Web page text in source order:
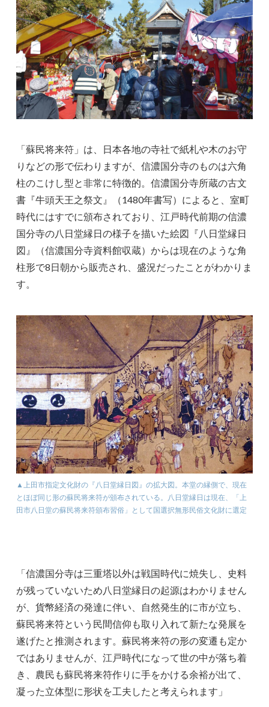
「蘇民将来符」は、日本各地の寺社で紙札や木のお守
りなどの形で伝わりますが、信濃国分寺のものは六角
柱のこけし型と非常に特徴的。信濃国分寺所蔵の古文
書『牛頭天王之祭文』（1480年書写）によると、室町
時代にはすでに頒布されており、江戸時代前期の信濃
国分寺の八日堂縁日の様子を描いた絵図『八日堂縁日
図』（信濃国分寺資料館収蔵）からは現在のような角
柱形で8日朝から販売され、盛況だったことがわかりま
す。
▲上田市指定文化財の『八日堂縁日図』の拡大図。本堂の縁側で、現在
とほぼ同じ形の蘇民将来符が頒布されている。八日堂縁日は現在、「上
田市八日堂の蘇民将来符頒布習俗」として国選択無形民俗文化財に選定
「信濃国分寺は三重塔以外は戦国時代に焼失し、史料
が残っていないため八日堂縁日の起源はわかりません
が、貨幣経済の発達に伴い、自然発生的に市が立ち、
蘇民将来符という民間信仰も取り入れて新たな発展を
遂げたと推測されます。蘇民将来符の形の変遷も定か
ではありませんが、江戸時代になって世の中が落ち着
き、農民も蘇民将来符作りに手をかける余裕が出て、
凝った立体型に形状を工夫したと考えられます」